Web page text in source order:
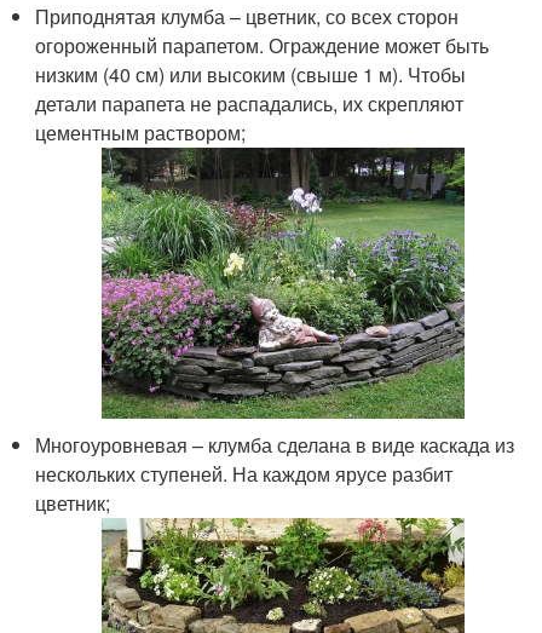
Приподнятая клумба – цветник, со всех сторон
огороженный парапетом. Ограждение может быть
низким (40 см) или высоким (свыше 1 м). Чтобы
детали парапета не распадались, их скрепляют
цементным раствором;
Многоуровневая – клумба сделана в виде каскада из
нескольких ступеней. На каждом ярусе разбит
цветник;